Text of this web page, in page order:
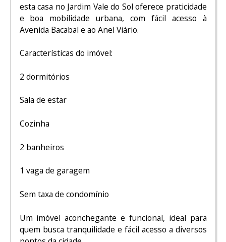
esta casa no Jardim Vale do Sol oferece praticidade
e boa mobilidade urbana, com fácil acesso à
Avenida Bacabal e ao Anel Viário.
Características do imóvel:
2 dormitórios
Sala de estar
Cozinha
2 banheiros
1 vaga de garagem
Sem taxa de condomínio
Um imóvel aconchegante e funcional, ideal para
quem busca tranquilidade e fácil acesso a diversos